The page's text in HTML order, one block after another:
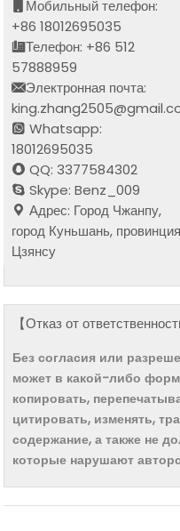
Мобильный телефон:
+86 18012695035
Телефон: +86 512
57888959
Электронная почта:
Whatsapp:
18012695035
QQ: 3377584302
Skype: Benz_009
Адрес: Город Чжанпу,
город Куньшань, провинция
Цзянсу
【Отказ от
Без согласия или
может в какой-либо
копировать,
цитировать, изменять,
содержание, а также не
которые нарушают